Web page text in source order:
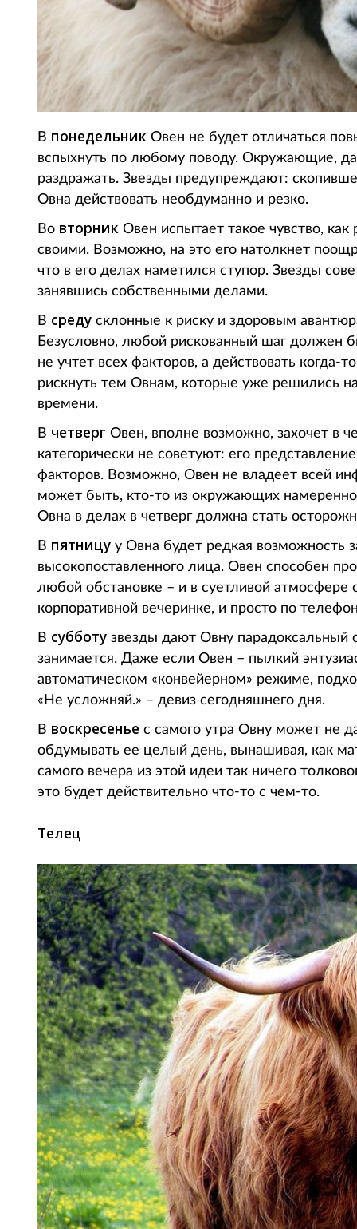
В понедельник Овен не будет отличаться
вспыхнуть по любому поводу. Окружающие, да
раздражать. Звезды предупреждают:
Овна действовать необдуманно и резко.
Во вторник Овен испытает такое чувство,
своими. Возможно, на это его натолкнет
что в его делах наметился ступор. Звезды
занявшись собственными делами.
В среду склонные к риску и здоровым
Безусловно, любой рискованный шаг должен
не учтет всех факторов, а действовать
рискнуть тем Овнам, которые уже решились
времени.
В четверг Овен, вполне возможно, захочет в
категорически не советуют: его
факторов. Возможно, Овен не владеет всей
может быть, кто-то из окружающих
Овна в делах в четверг должна стать
В пятницу у Овна будет редкая возможность
высокопоставленного лица. Овен способен
любой обстановке – и в суетливой атмосфере
корпоративной вечеринке, и просто по
В субботу звезды дают Овну парадоксальный
занимается. Даже если Овен – пылкий
автоматическом «конвейерном» режиме,
«Не усложняй.» – девиз сегодняшнего дня.
В воскресенье с самого утра Овну может не
обдумывать ее целый день, вынашивая, как
самого вечера из этой идеи так ничего
это будет действительно что-то с чем-то.
Телец